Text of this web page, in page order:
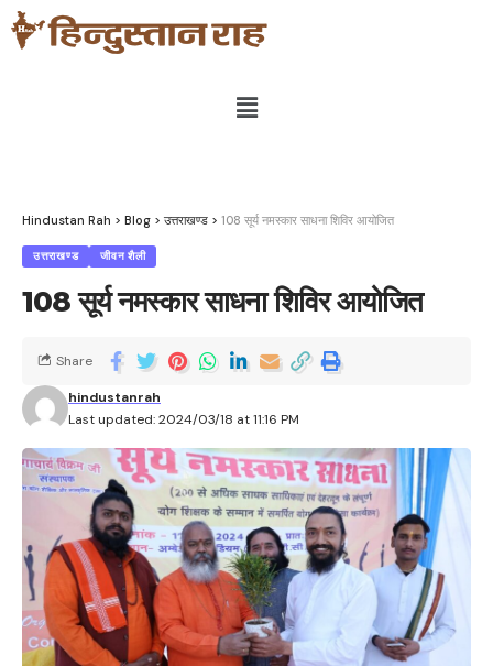
Hindustan Rah > Blog > उत्तराखण्ड > 108 सूर्य नमस्कार साधना शिविर आयोजित
उत्तराखण्ड जीवन शैली
108 सूर्य नमस्कार साधना शिविर आयोजित
Last updated: 2024/03/18 at 11:16 PM
hindustanrah
Share